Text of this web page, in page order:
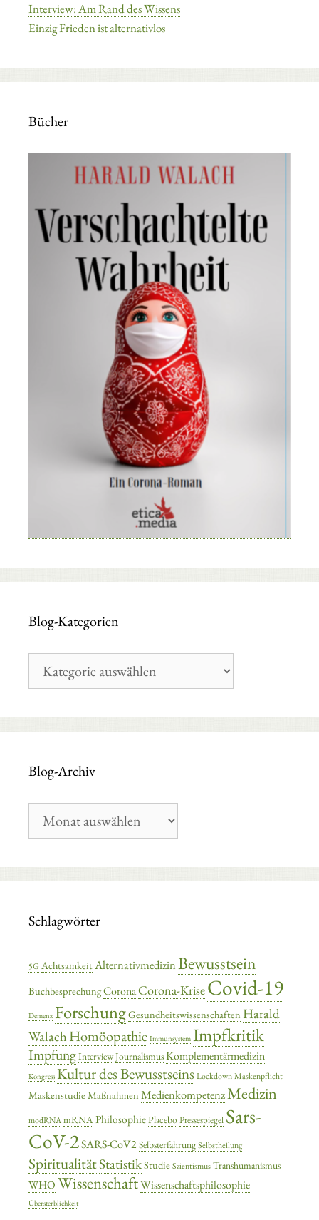
Interview: Am Rand des Wissens
Einzig Frieden ist alternativlos
Bücher
Blog-Kategorien
Kategorien
Blog-Archiv
Archiv
Schlagwörter
5G AchtsamkeitAlternativmedizinBewusstsein
BuchbesprechungCoronaCorona-KriseCovid-19
Demenz ForschungGesundheitswissenschaften Harald
Walach Homöopathie Immunsystem Impfkritik
ImpfungInterviewJournalismusKomplementärmedizin
Kongress Kultur des Bewusstseins LockdownMaskenpflicht
MaskenstudieMaßnahmen MedienkompetenzMedizin
modRNAmRNAPhilosophiePlaceboPressespiegel Sars-
CoV-2SARS-CoV2SelbsterfahrungSelbstheilung
SpiritualitätStatistikStudieSzientismusTranshumanismus
WHO WissenschaftWissenschaftsphilosophie
Übersterblichkeit